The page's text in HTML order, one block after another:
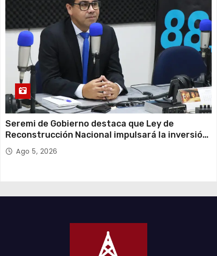
Seremi de Gobierno destaca que Ley de
Reconstrucción Nacional impulsará la inversión
y el empleo en Tarapacá
Ago 5, 2026